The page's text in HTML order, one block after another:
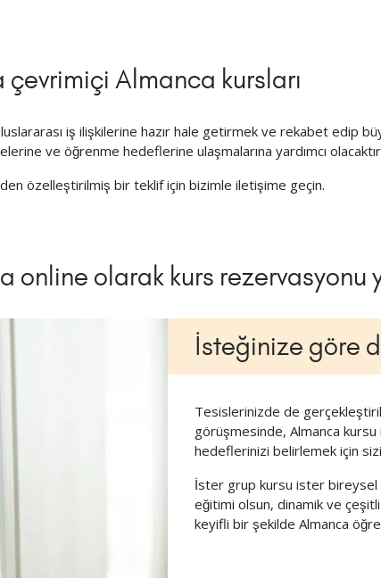
Almanca kursları
iş ilişkilerine hazır hale getirmek ve rekabet edip
ve öğrenme hedeflerine ulaşmalarına yardımcı
özelleştirilmiş bir teklif için bizimle iletişime geçin.
online olarak kurs rezervasyonu
İsteğinize göre
Tesislerinizde de
görüşmesinde, Almanca kursu
hedeflerinizi belirlemek için
İster grup kursu ister bireysel
eğitimi olsun, dinamik ve çeşitli
keyifli bir şekilde Almanca